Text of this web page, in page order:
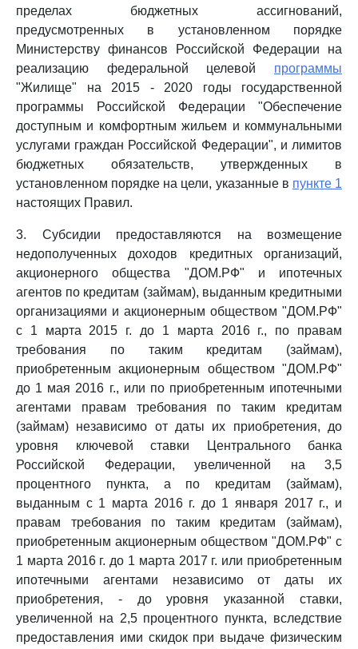
пределах бюджетных ассигнований,
предусмотренных в установленном порядке
Министерству финансов Российской Федерации на
реализацию федеральной целевой программы
"Жилище" на 2015 - 2020 годы государственной
программы Российской Федерации "Обеспечение
доступным и комфортным жильем и коммунальными
услугами граждан Российской Федерации", и лимитов
бюджетных обязательств, утвержденных в
установленном порядке на цели, указанные в пункте 1
настоящих Правил.
3. Субсидии предоставляются на возмещение
недополученных доходов кредитных организаций,
акционерного общества "ДОМ.РФ" и ипотечных
агентов по кредитам (займам), выданным кредитными
организациями и акционерным обществом "ДОМ.РФ"
с 1 марта 2015 г. до 1 марта 2016 г., по правам
требования по таким кредитам (займам),
приобретенным акционерным обществом "ДОМ.РФ"
до 1 мая 2016 г., или по приобретенным ипотечными
агентами правам требования по таким кредитам
(займам) независимо от даты их приобретения, до
уровня ключевой ставки Центрального банка
Российской Федерации, увеличенной на 3,5
процентного пункта, а по кредитам (займам),
выданным с 1 марта 2016 г. до 1 января 2017 г., и
правам требования по таким кредитам (займам),
приобретенным акционерным обществом "ДОМ.РФ" с
1 марта 2016 г. до 1 марта 2017 г. или приобретенным
ипотечными агентами независимо от даты их
приобретения, - до уровня указанной ставки,
увеличенной на 2,5 процентного пункта, вследствие
предоставления ими скидок при выдаче физическим